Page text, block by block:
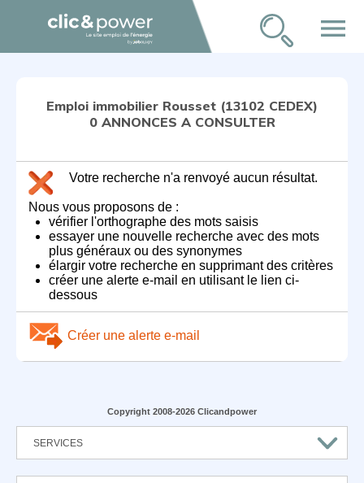
menu
Emploi immobilier Rousset (13102 CEDEX)
0 ANNONCES A CONSULTER
Votre recherche n'a renvoyé aucun résultat.
Nous vous proposons de :
vérifier l'orthographe des mots saisis
essayer une nouvelle recherche avec des mots
plus généraux ou des synonymes
élargir votre recherche en supprimant des critères
créer une alerte e-mail en utilisant le lien ci-
dessous
Créer une alerte e-mail
Copyright 2008-2026 Clicandpower
SERVICES